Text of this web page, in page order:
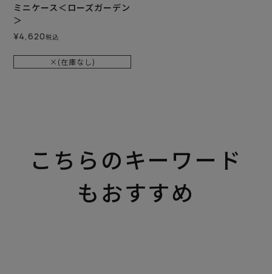
ミニケース＜ローズガーデン
＞
¥4,620税込
×(在庫なし)
こちらのキーワード
もおすすめ